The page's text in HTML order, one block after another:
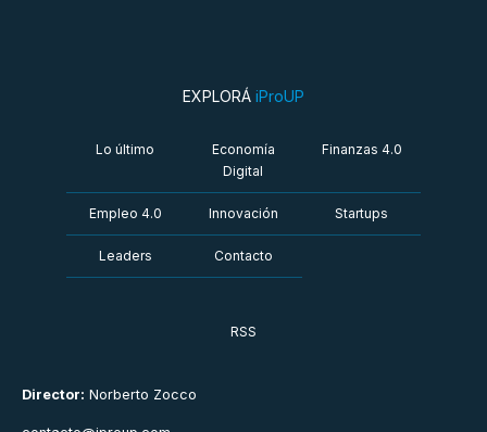
Director: Norberto Zocco
EXPLORÁ iProUP
Lo último
Economía
Digital
Finanzas 4.0
Empleo 4.0 Innovación Startups
Leaders Contacto
RSS